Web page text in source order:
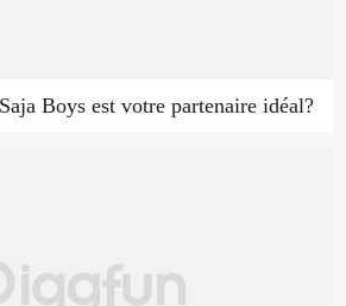
Boys est votre partenaire idéal?